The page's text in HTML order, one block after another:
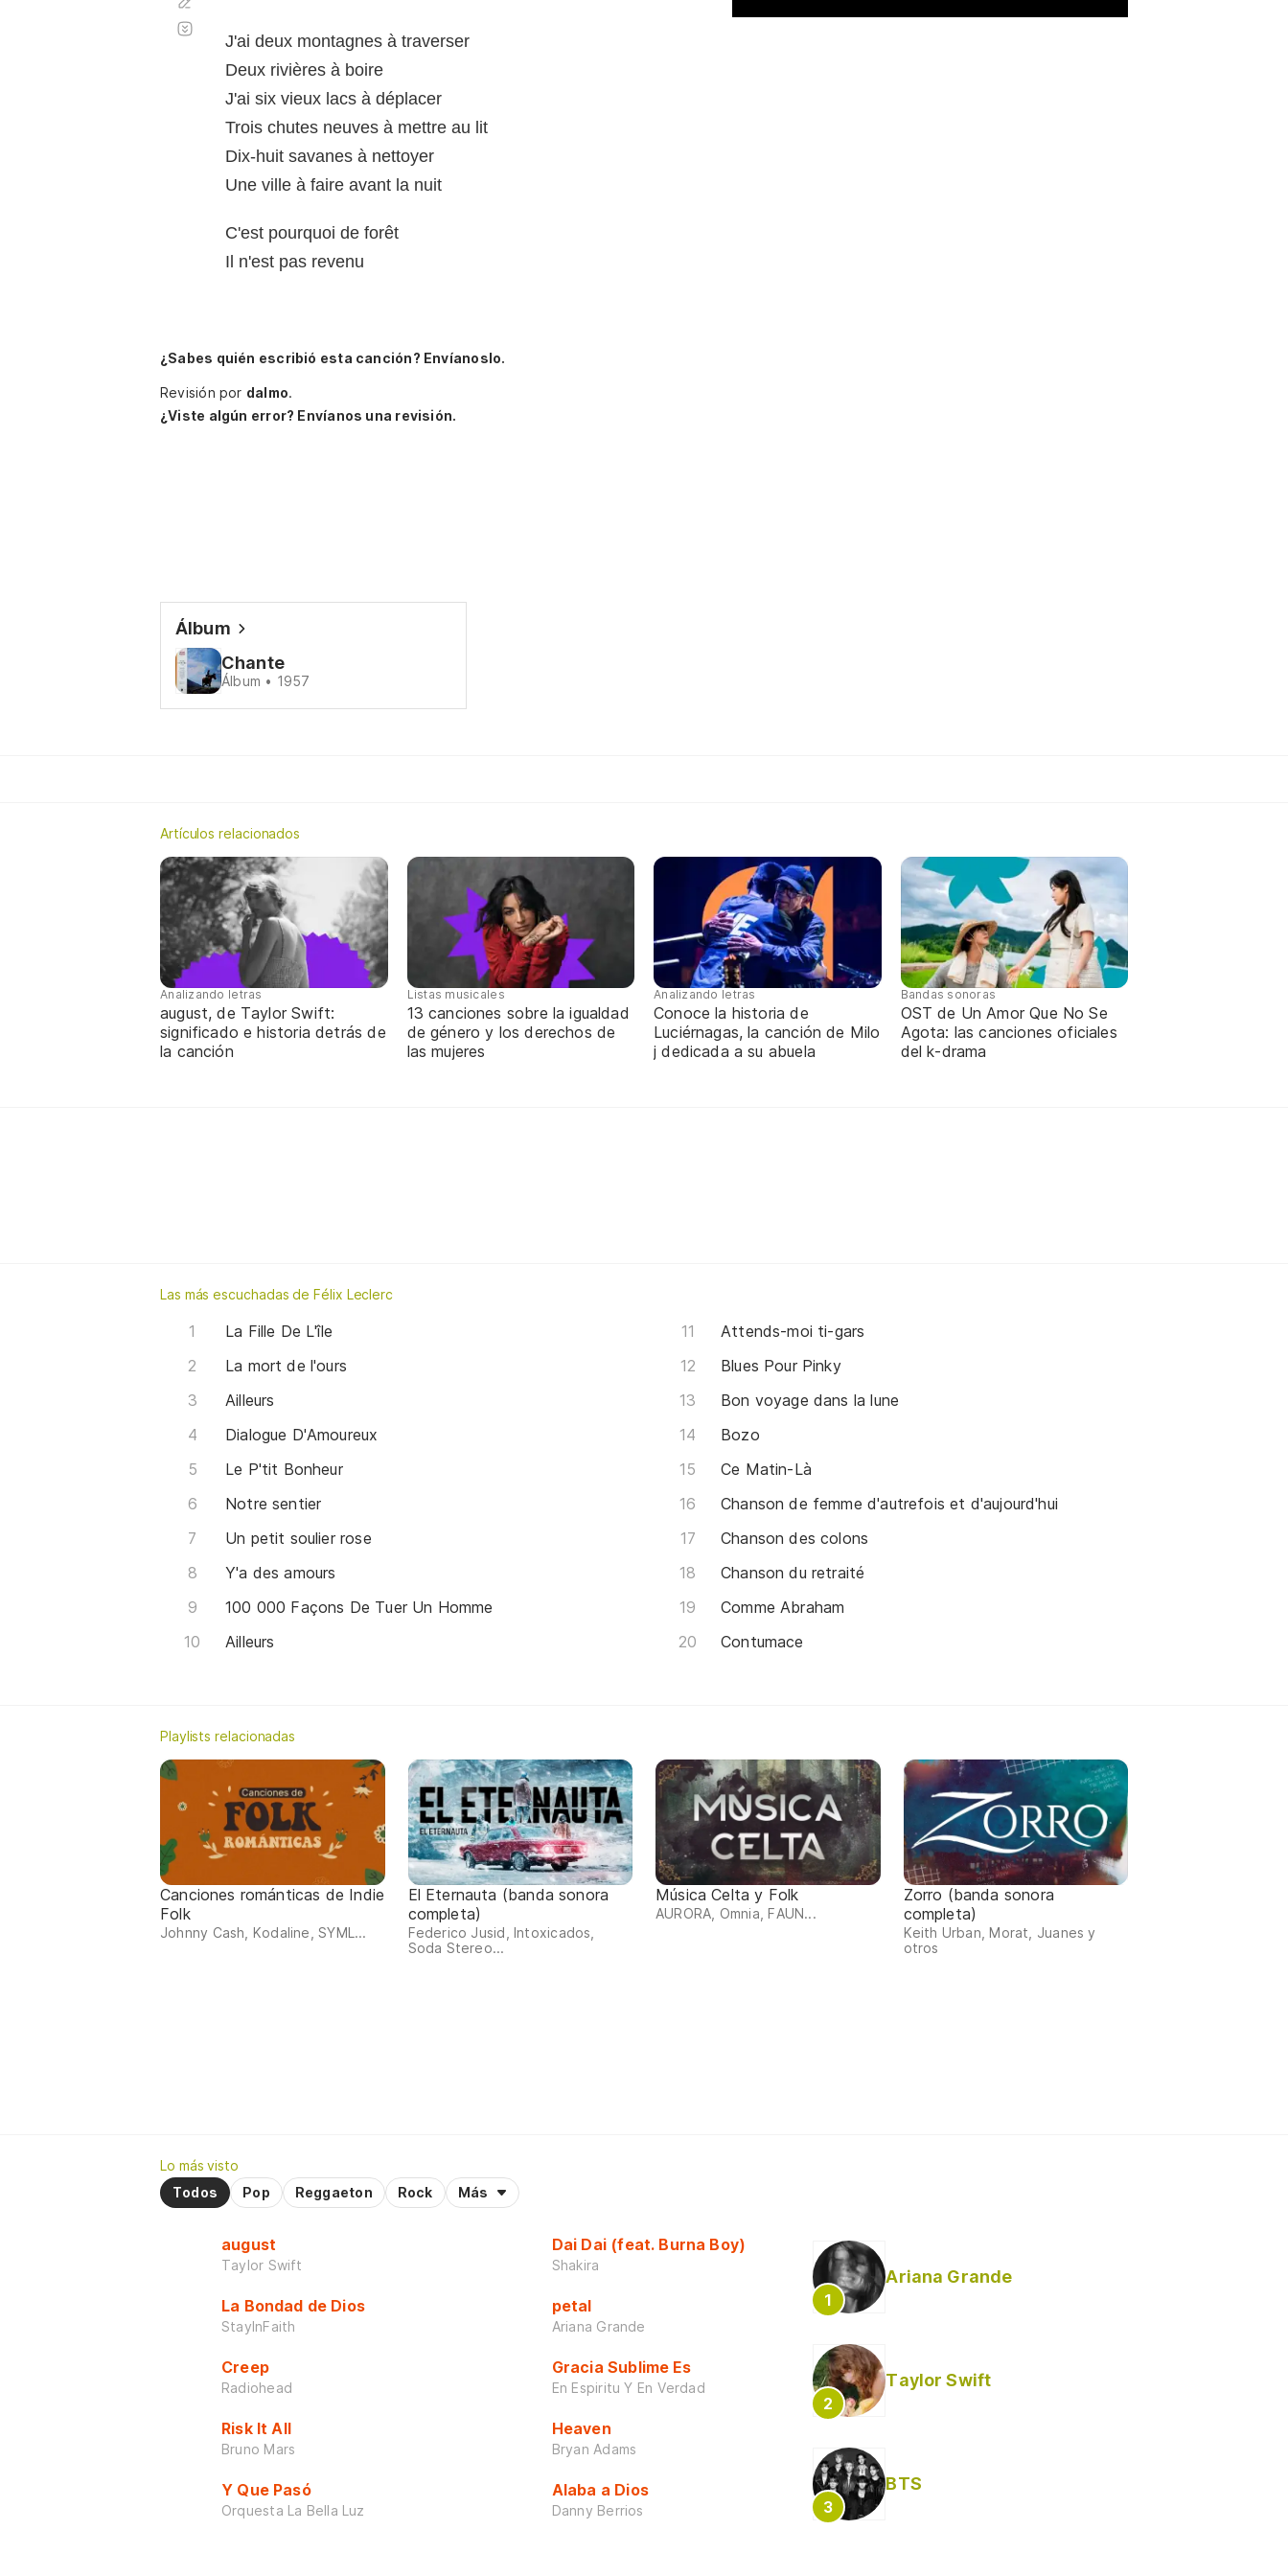
J'ai deux montagnes à traverser
Deux rivières à boire
J'ai six vieux lacs à déplacer
Trois chutes neuves à mettre au lit
Dix-huit savanes à nettoyer
Une ville à faire avant la nuit
C'est pourquoi de forêt
Il n'est pas revenu
automático
¿Sabes quién escribió esta canción? Envíanoslo.
Revisión por dalmo.
¿Viste algún error? Envíanos una revisión.
Álbum
Chante
Álbum • 1957
Artículos relacionados
Analizando letras
august, de Taylor Swift:
significado e historia detrás de
la canción
Listas musicales
13 canciones sobre la igualdad
de género y los derechos de
las mujeres
Analizando letras
Conoce la historia de
Luciérnagas, la canción de Milo
j dedicada a su abuela
Bandas sonoras
OST de Un Amor Que No Se
Agota: las canciones oficiales
del k-drama
Las más escuchadas de Félix Leclerc
La Fille De L'île
La mort de l'ours
Ailleurs
Dialogue D'Amoureux
Le P'tit Bonheur
Notre sentier
Un petit soulier rose
Y'a des amours
100 000 Façons De Tuer Un Homme
Ailleurs
Attends-moi ti-gars
Blues Pour Pinky
Bon voyage dans la lune
Bozo
Ce Matin-Là
Chanson de femme d'autrefois et d'aujourd'hui
Chanson des colons
Chanson du retraité
Comme Abraham
Contumace
Playlists relacionadas
Canciones románticas de Indie
Folk
Johnny Cash, Kodaline, SYML...
El Eternauta (banda sonora
completa)
Federico Jusid, Intoxicados,
Soda Stereo...
Música Celta y Folk
AURORA, Omnia, FAUN...
Zorro (banda sonora
completa)
Keith Urban, Morat, Juanes y
otros
Lo más visto
Todos
Pop Reggaeton Rock Más
august
Taylor Swift
La Bondad de Dios
StayInFaith
Creep
Radiohead
Risk It All
Bruno Mars
Y Que Pasó
Orquesta La Bella Luz
Dai Dai (feat. Burna Boy)
Shakira
petal
Ariana Grande
Gracia Sublime Es
En Espiritu Y En Verdad
Heaven
Bryan Adams
Alaba a Dios
Danny Berrios
Ariana Grande
Taylor Swift
BTS